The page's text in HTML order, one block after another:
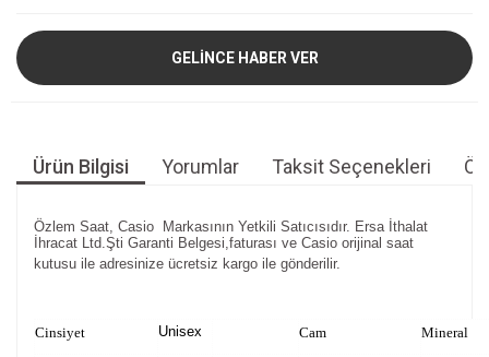
GELİNCE HABER VER
Ürün Bilgisi Yorumlar Taksit Seçenekleri
Özlem Saat, Casio Markasının Yetkili Satıcısıdır. Ersa İthalat
İhracat Ltd.Şti Garanti Belgesi,faturası ve Casio orijinal saat
kutusu ile adresinize ücretsiz kargo ile gönderilir.
Cinsiyet Unisex Cam Mineral